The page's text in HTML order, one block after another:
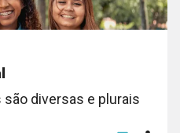
diversas e plurais